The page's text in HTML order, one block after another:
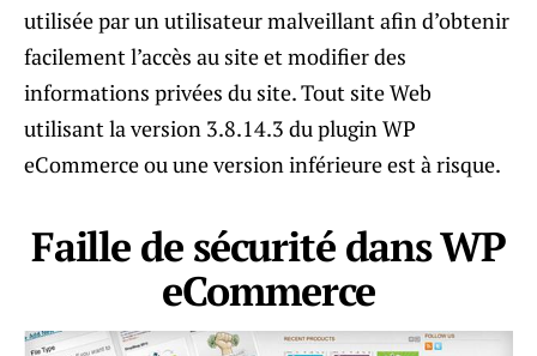
utilisée par un utilisateur malveillant afin d’obtenir
facilement l’accès au site et modifier des
informations privées du site. Tout site Web
utilisant la version 3.8.14.3 du plugin WP
eCommerce ou une version inférieure est à risque.
Faille de sécurité dans WP
eCommerce